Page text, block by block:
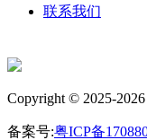
联系我们
Copyright © 2025-
备案号:粤ICP备